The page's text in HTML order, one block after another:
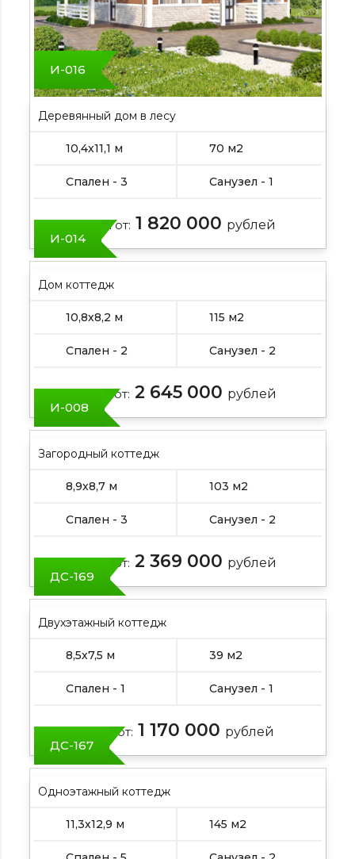
И-016
Деревянный дом в лесу
10,4х11,1 м 70 м2
Спален - 3 Санузел - 1
Цена от: 1 820 000 рублей
И-014
Дом коттедж
10,8х8,2 м 115 м2
Спален - 2 Санузел - 2
Цена от: 2 645 000 рублей
И-008
Загородный коттедж
8,9х8,7 м 103 м2
Спален - 3 Санузел - 2
Цена от: 2 369 000 рублей
ДС-169
Двухэтажный коттедж
8,5х7,5 м 39 м2
Спален - 1 Санузел - 1
Цена от: 1 170 000 рублей
ДС-167
Одноэтажный коттедж
11,3х12,9 м 145 м2